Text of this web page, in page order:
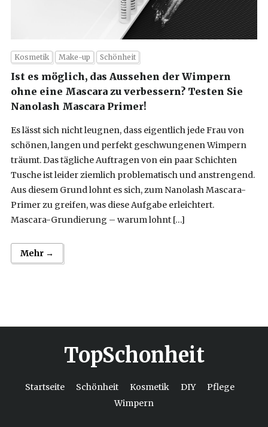
Kosmetik Make-up Schönheit
Ist es möglich, das Aussehen der Wimpern
ohne eine Mascara zu verbessern? Testen Sie
Nanolash Mascara Primer!
Es lässt sich nicht leugnen, dass eigentlich jede Frau von
schönen, langen und perfekt geschwungenen Wimpern
träumt. Das tägliche Auftragen von ein paar Schichten
Tusche ist leider ziemlich problematisch und anstrengend.
Aus diesem Grund lohnt es sich, zum Nanolash Mascara-
Primer zu greifen, was diese Aufgabe erleichtert.
Mascara-Grundierung – warum lohnt […]
Mehr →
TopSchonheit
Startseite Schönheit Kosmetik DIY
Pflege
Wimpern